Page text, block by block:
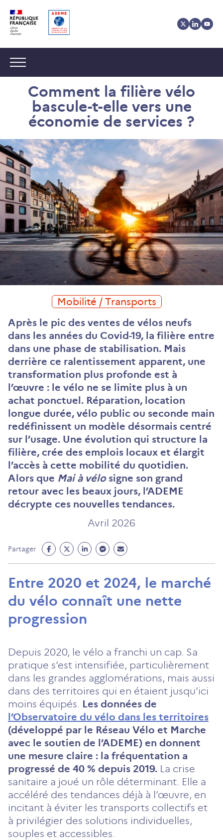
au
contenu
au
menu
des
cookies
Navigation :
Comment la filière vélo
bascule-t-elle vers une
économie de services ?
Mobilité / Transports
Après le pic des ventes de vélos neufs
dans les années du Covid-19, la filière entre
dans une phase de stabilisation. Mais
derrière ce ralentissement apparent, une
transformation plus profonde est à
l’œuvre : le vélo ne se limite plus à un
achat ponctuel. Réparation, location
longue durée, vélo public ou seconde main
redéfinissent un modèle désormais centré
sur l’usage. Une évolution qui structure la
filière, crée des emplois locaux et élargit
l’accès à cette mobilité du quotidien.
Alors que Mai à vélosigne son grand
retour avec les beaux jours, l’ADEME
décrypte ces nouvelles tendances.
Avril 2026
Partager
Partage
Facebook
un
nouvel
onglet)
Partage
Twitter
un
nouvel
onglet)
Partage
Linkedin
un
nouvel
Partage
Messenger
un
nouvel
Partage
Mail
un
nouvel
Entre 2020 et 2024, le marché
du vélo connaît une nette
progression
Depuis 2020, le vélo a franchi un cap. Sa
pratique s’est intensifiée, particulièrement
dans les grandes agglomérations, mais aussi
dans des territoires qui en étaient jusqu’ici
moins équipés. Les données de
l’Observatoire du vélo dans les territoires
(développé par le Réseau Vélo et Marche
avec le soutien de l’ADEME) en donnent
une mesure claire : la fréquentation a
progressé de 40 % depuis 2019. La crise
sanitaire a joué un rôle déterminant. Elle a
accéléré des tendances déjà à l’œuvre, en
incitant à éviter les transports collectifs et
à privilégier des solutions individuelles,
souples et accessibles.